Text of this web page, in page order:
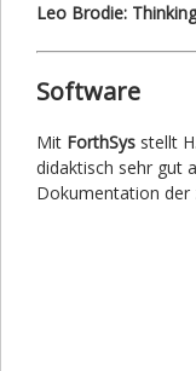
Leo Brodie:
Software
Mit ForthSys stellt
didaktisch sehr gut
Dokumentation der